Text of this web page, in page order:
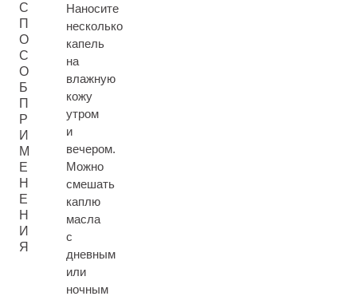
С
П
О
С
О
Б
П
Р
И
М
Е
Н
Е
Н
И
Я
Наносите
несколько
капель
на
влажную
кожу
утром
и
вечером.
Можно
смешать
каплю
масла
с
дневным
или
ночным